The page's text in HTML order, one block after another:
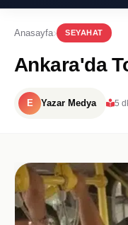
Anasayfa SEYAHAT
Ankara'da
E Yazar Medya 5